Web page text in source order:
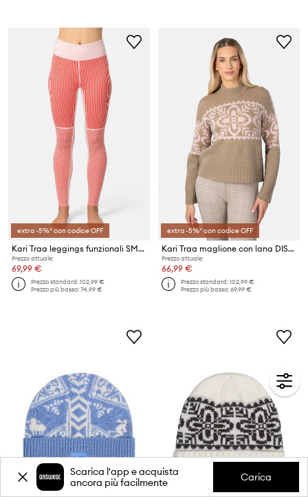
extra -5%* con codice OFF
Kari Traa leggings funzionali SMEKKER
Prezzo attuale:
69,99 €
Prezzo standard:102,99 €
Prezzo più basso:74,99 €
extra -5%* con codice OFF
Kari Traa maglione con lana DISA
Prezzo attuale:
66,99 €
Prezzo standard:102,99 €
Prezzo più basso:69,99 €
Scarica l'app e acquista
ancora più facilmente
Carica